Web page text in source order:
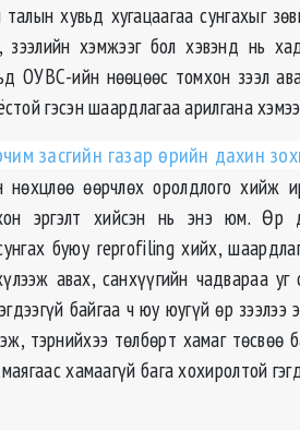
талын хувьд хугацаагаа сунгахыг
хэмжээг бол хэвэнд нь
ОУВС-ийн нөөцөөс томхон зээл
гэсэн шаардлагаа арилгана
засгийн газар өрийн дахин
нөхцлөө өөрчлөх оролдлого хийж
эргэлт хийсэн нь энэ юм. Өр
буюу reprofiling хийх,
авах, санхүүгийн чадвараа уг
байгаа ч юу юугүй өр
тэрнийхээ төлбөрт хамаг
хамаагүй бага хохиролтой